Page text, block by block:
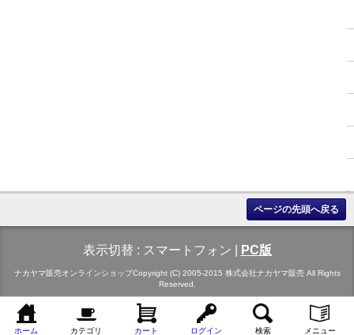
ページの先頭へ戻る
表示切替 : スマートフォン PC版
ナカヤマ販売オンラインショップCopyright (C) 2005-2015 株式会社ナカヤマ販売 All Rights
Reserved.
ホーム カテゴリ カート ログイン 検索 メニュー